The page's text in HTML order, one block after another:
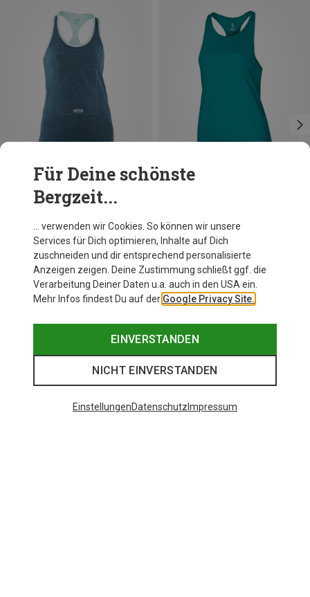
Du sparst 11%
Für Deine schönste
Bergzeit...
… verwenden wir Cookies. So können wir unsere
Services für Dich optimieren, Inhalte auf Dich
zuschneiden und dir entsprechend personalisierte
Anzeigen zeigen. Deine Zustimmung schließt ggf. die
Verarbeitung Deiner Daten u.a. auch in den USA ein.
Mehr Infos findest Du auf der Google Privacy Site.
EINVERSTANDEN
NICHT EINVERSTANDEN
EinstellungenDatenschutz Impressum